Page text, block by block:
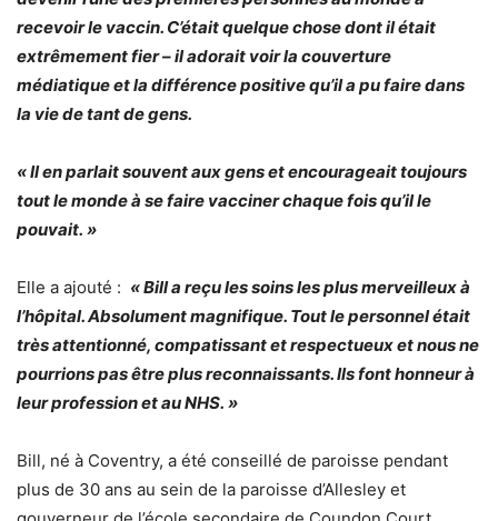
recevoir le vaccin. C’était quelque chose dont il était
extrêmement fier – il adorait voir la couverture
médiatique et la différence positive qu’il a pu faire dans
la vie de tant de gens.
« Il en parlait souvent aux gens et encourageait toujours
tout le monde à se faire vacciner chaque fois qu’il le
pouvait. »
Elle a ajouté : « Bill a reçu les soins les plus merveilleux à
l’hôpital. Absolument magnifique. Tout le personnel était
très attentionné, compatissant et respectueux et nous ne
pourrions pas être plus reconnaissants. Ils font honneur à
leur profession et au NHS. »
Bill, né à Coventry, a été conseillé de paroisse pendant
plus de 30 ans au sein de la paroisse d’Allesley et